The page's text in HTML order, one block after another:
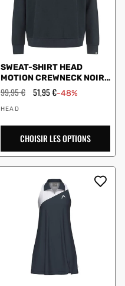
SWEAT-SHIRT HEAD
MOTION CREWNECK NOIR
SANS CAPUCHE
Prix
régulier
99,95 € Prix
en
51,95 €-48%
Vendeur
HEAD
CHOISIR LES OPTIONS